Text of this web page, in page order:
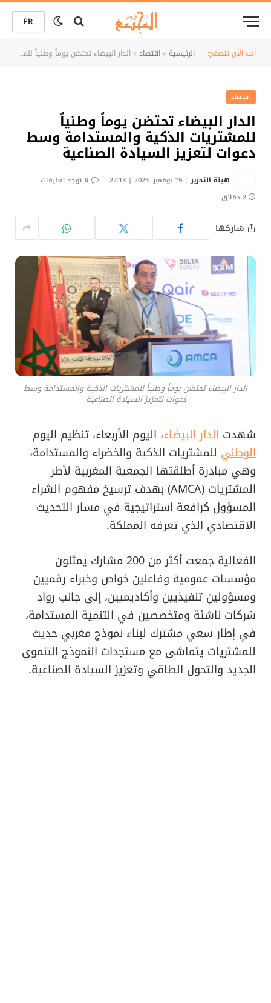
FR
أنت الآن تتصفح: الرئيسية»اقتصاد»الدار البيضاء تحتضن يوماً وطنياً للمشتريات الذكية والمستدامة وسط دعوات لتعزيز السيادة الصناعية
اقتصاد
الدار البيضاء تحتضن يوماً وطنياً
للمشتريات الذكية والمستدامة وسط
دعوات لتعزيز السيادة الصناعية
هيئة التحرير 19 نوفمبر، 2025 | 22:13
لا توجد تعليقات
2 دقائق
شاركها
الدار البيضاء تحتضن يوماً وطنياً للمشتريات الذكية والمستدامة وسط
دعوات لتعزيز السيادة الصناعية
شهدت الدار البيضاء، اليوم الأربعاء، تنظيم اليوم
الوطني للمشتريات الذكية والخضراء والمستدامة،
وهي مبادرة أطلقتها الجمعية المغربية لأطر
المشتريات (AMCA) بهدف ترسيخ مفهوم الشراء
المسؤول كرافعة استراتيجية في مسار التحديث
الاقتصادي الذي تعرفه المملكة.
الفعالية جمعت أكثر من 200 مشارك يمثلون
مؤسسات عمومية وفاعلين خواص وخبراء رقميين
ومسؤولين تنفيذيين وأكاديميين، إلى جانب رواد
شركات ناشئة ومتخصصين في التنمية المستدامة،
في إطار سعي مشترك لبناء نموذج مغربي حديث
للمشتريات يتماشى مع مستجدات النموذج التنموي
الجديد والتحول الطاقي وتعزيز السيادة الصناعية.